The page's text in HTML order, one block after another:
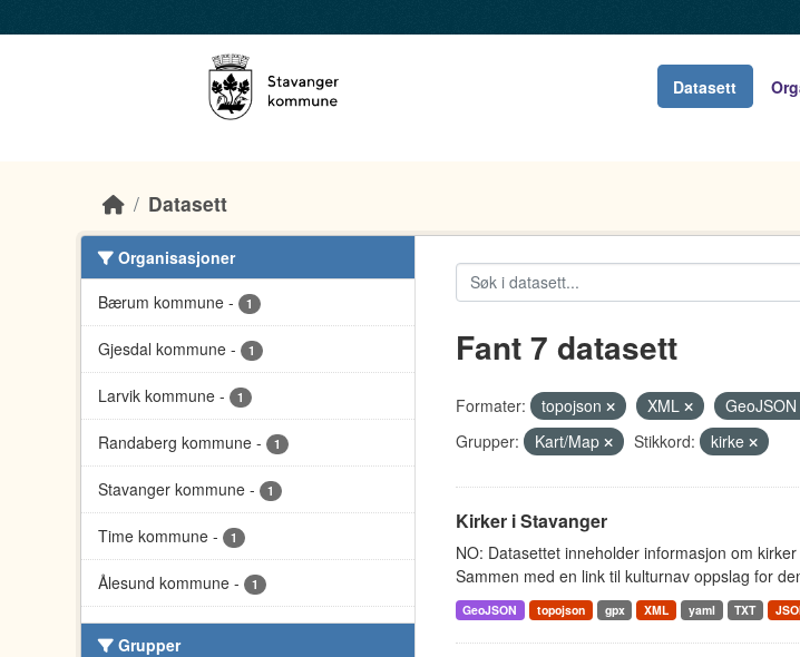
Datasett
Datasett
Organisasjoner
Bærum kommune - 1
Gjesdal kommune - 1
Larvik kommune - 1
Randaberg kommune - 1
Stavanger kommune - 1
Time kommune - 1
Ålesund kommune - 1
Grupper
Fant 7 datasett
Formater: topojson XML GeoJSON
Grupper:
Kart/Map Stikkord: kirke
Kirker i Stavanger
NO: Datasettet inneholder informasjon om
Sammen med en link til kulturnav oppslag for
GeoJSON topojson gpx XML yaml TXT